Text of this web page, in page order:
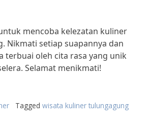
mencoba kelezatan kuliner
Nikmati setiap suapannya dan
terbuai oleh cita rasa yang unik
Selamat menikmati!
Tagged wisata kuliner tulungagung